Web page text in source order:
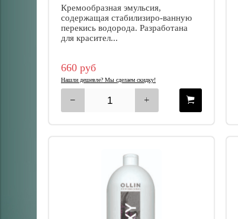
Кремообразная эмульсия,
содержащая стабилизиро-ванную
перекись водорода. Разработана
для красител...
660 руб
Нашли дешевле? Мы сделаем скидку!